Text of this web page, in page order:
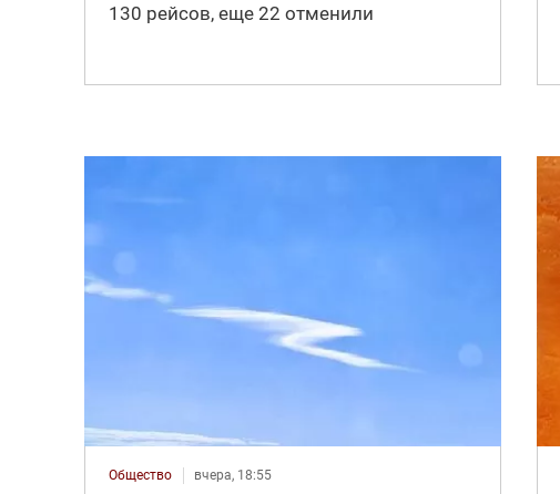
130 рейсов, еще 22 отменили
Общество вчера, 18:55